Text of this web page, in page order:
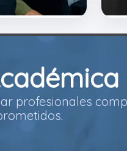
profesionales